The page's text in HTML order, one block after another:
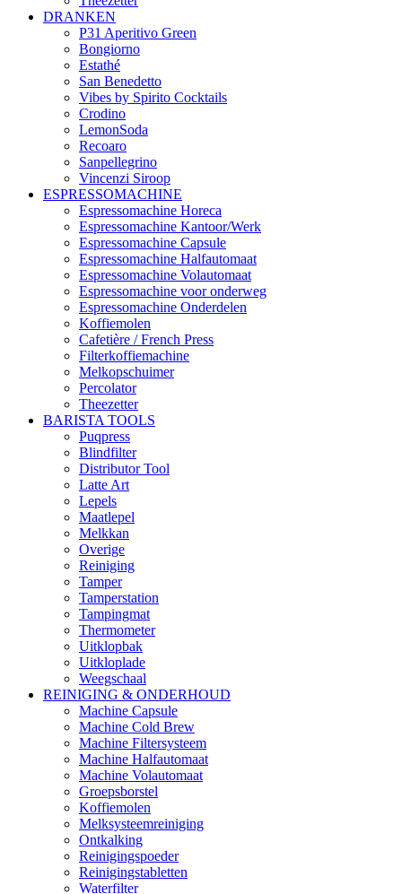
DRANKEN
P31 Aperitivo Green
Bongiorno
Estathé
San Benedetto
Vibes by Spirito Cocktails
Crodino
LemonSoda
Recoaro
Sanpellegrino
Vincenzi Siroop
ESPRESSOMACHINE
Espressomachine Horeca
Espressomachine Kantoor/Werk
Espressomachine Capsule
Espressomachine Halfautomaat
Espressomachine Volautomaat
Espressomachine voor onderweg
Espressomachine Onderdelen
Koffiemolen
Cafetière / French Press
Filterkoffiemachine
Melkopschuimer
Percolator
Theezetter
BARISTA TOOLS
Puqpress
Blindfilter
Distributor Tool
Latte Art
Lepels
Maatlepel
Melkkan
Overige
Reiniging
Tamper
Tamperstation
Tampingmat
Thermometer
Uitklopbak
Uitkloplade
Weegschaal
REINIGING & ONDERHOUD
Machine Capsule
Machine Cold Brew
Machine Filtersysteem
Machine Halfautomaat
Machine Volautomaat
Groepsborstel
Koffiemolen
Melksysteemreiniging
Ontkalking
Reinigingspoeder
Reinigingstabletten
Waterfilter